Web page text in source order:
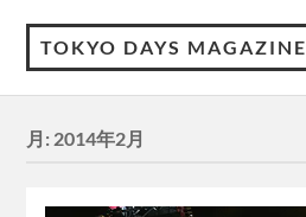
TOKYO DAYS MAGAZINE
月: 2014年2月